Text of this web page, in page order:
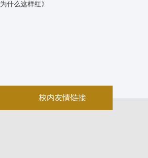
为什么这样红》
校内友情链接